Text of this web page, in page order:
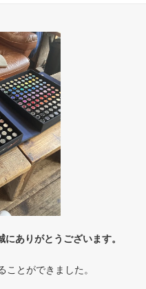
ありがとうございます。
とができました。